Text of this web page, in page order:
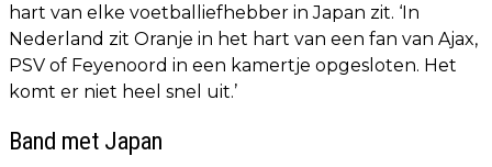
hart van elke voetballiefhebber in Japan zit. ‘In
Nederland zit Oranje in het hart van een fan van Ajax,
PSV of Feyenoord in een kamertje opgesloten. Het
komt er niet heel snel uit.’
Band met Japan